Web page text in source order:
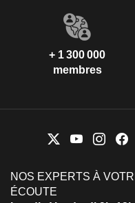
+ 1 300 000
membres
NOS EXPERTS À
ÉCOUTE